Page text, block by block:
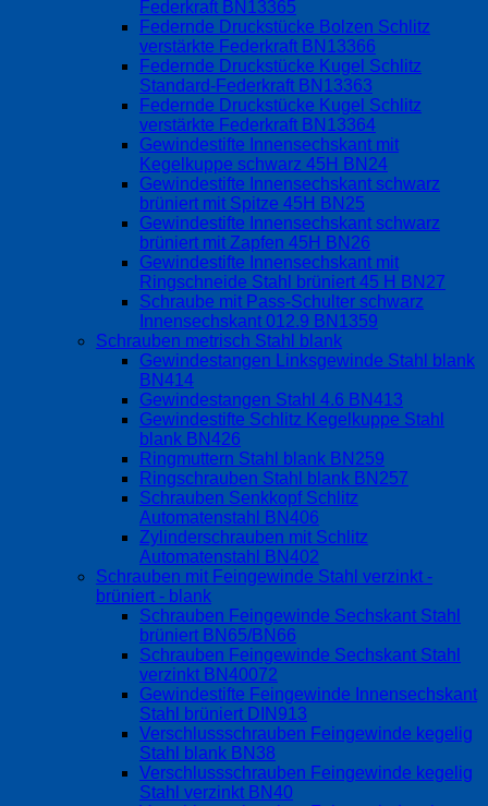
Federkraft BN13365
Federnde Druckstücke Bolzen Schlitz
verstärkte Federkraft BN13366
Federnde Druckstücke Kugel Schlitz
Standard-Federkraft BN13363
Federnde Druckstücke Kugel Schlitz
verstärkte Federkraft BN13364
Gewindestifte Innensechskant mit
Kegelkuppe schwarz 45H BN24
Gewindestifte Innensechskant schwarz
brüniert mit Spitze 45H BN25
Gewindestifte Innensechskant schwarz
brüniert mit Zapfen 45H BN26
Gewindestifte Innensechskant mit
Ringschneide Stahl brüniert 45 H BN27
Schraube mit Pass-Schulter schwarz
Innensechskant 012.9 BN1359
Schrauben metrisch Stahl blank
Gewindestangen Linksgewinde Stahl blank
BN414
Gewindestangen Stahl 4.6 BN413
Gewindestifte Schlitz Kegelkuppe Stahl
blank BN426
Ringmuttern Stahl blank BN259
Ringschrauben Stahl blank BN257
Schrauben Senkkopf Schlitz
Automatenstahl BN406
Zylinderschrauben mit Schlitz
Automatenstahl BN402
Schrauben mit Feingewinde Stahl verzinkt -
brüniert - blank
Schrauben Feingewinde Sechskant Stahl
brüniert BN65/BN66
Schrauben Feingewinde Sechskant Stahl
verzinkt BN40072
Gewindestifte Feingewinde Innensechskant
Stahl brüniert DIN913
Verschlussschrauben Feingewinde kegelig
Stahl blank BN38
Verschlussschrauben Feingewinde kegelig
Stahl verzinkt BN40